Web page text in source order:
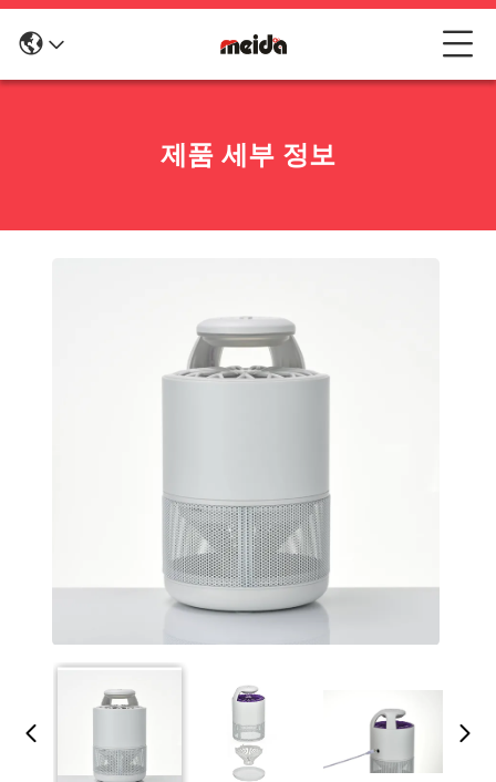
제품 세부 정보